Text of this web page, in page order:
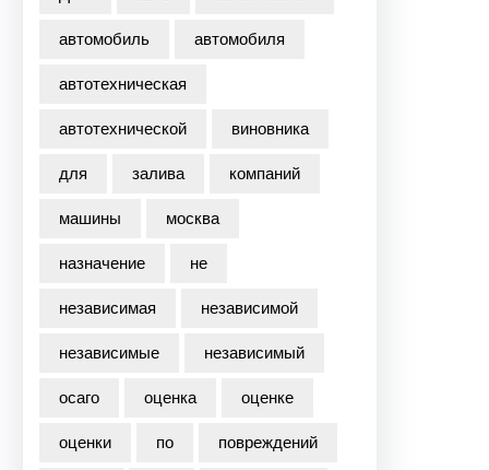
автомобиль
автомобиля
автотехническая
автотехнической
виновника
для
залива
компаний
машины
москва
назначение
не
независимая
независимой
независимые
независимый
осаго
оценка
оценке
оценки
по
повреждений